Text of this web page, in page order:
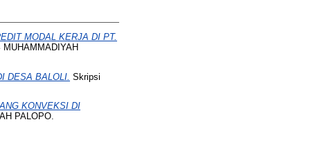
MODAL KERJA DI PT.
DESA BALOLI. Skripsi
KONVEKSI DI
PALOPO.